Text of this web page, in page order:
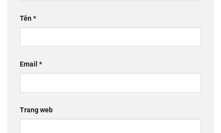
Tên*
Email *
Trang web